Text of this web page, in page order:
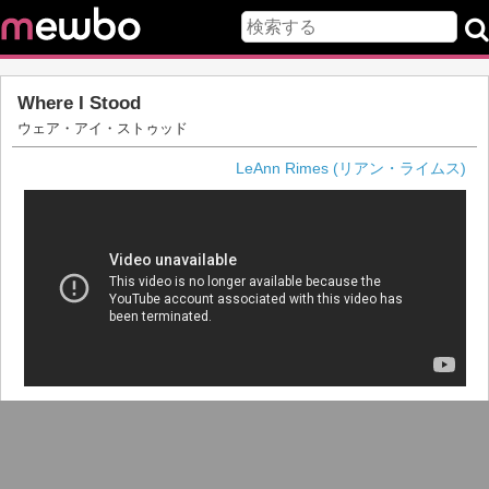
Where I Stood
ウェア・アイ・ストゥッド
LeAnn Rimes (リアン・ライムス)